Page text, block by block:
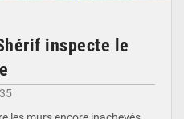
inspecte le